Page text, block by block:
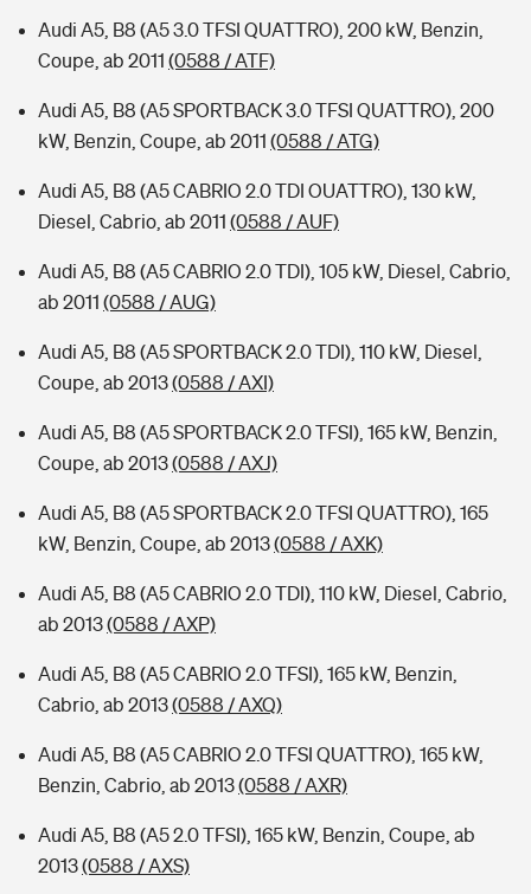
Audi A5, B8 (A5 3.0 TFSI QUATTRO), 200 kW, Benzin,
Coupe, ab 2011 (0588 / ATF)
Audi A5, B8 (A5 SPORTBACK 3.0 TFSI QUATTRO), 200
kW, Benzin, Coupe, ab 2011 (0588 / ATG)
Audi A5, B8 (A5 CABRIO 2.0 TDI OUATTRO), 130 kW,
Diesel, Cabrio, ab 2011 (0588 / AUF)
Audi A5, B8 (A5 CABRIO 2.0 TDI), 105 kW, Diesel, Cabrio,
ab 2011 (0588 / AUG)
Audi A5, B8 (A5 SPORTBACK 2.0 TDI), 110 kW, Diesel,
Coupe, ab 2013(0588 / AXI)
Audi A5, B8 (A5 SPORTBACK 2.0 TFSI), 165 kW, Benzin,
Coupe, ab 2013(0588 / AXJ)
Audi A5, B8 (A5 SPORTBACK 2.0 TFSI QUATTRO), 165
kW, Benzin, Coupe, ab 2013(0588 / AXK)
Audi A5, B8 (A5 CABRIO 2.0 TDI), 110 kW, Diesel, Cabrio,
ab 2013(0588 / AXP)
Audi A5, B8 (A5 CABRIO 2.0 TFSI), 165 kW, Benzin,
Cabrio, ab 2013(0588 / AXQ)
Audi A5, B8 (A5 CABRIO 2.0 TFSI QUATTRO), 165 kW,
Benzin, Cabrio, ab 2013(0588 / AXR)
Audi A5, B8 (A5 2.0 TFSI), 165 kW, Benzin, Coupe, ab
2013(0588 / AXS)